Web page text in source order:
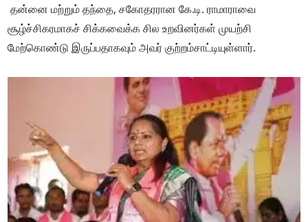
தன்னை மற்றும் தந்தை, சகோதரரான கே.டி. ராமாராவை
சூழ்ச்சிகரமாகச் சிக்கவைக்க சில உறவினர்கள் முயற்சி
மேற்கொண்டு இருப்பதாகவும் அவர் குற்றம்சாட்டியுள்ளார்.